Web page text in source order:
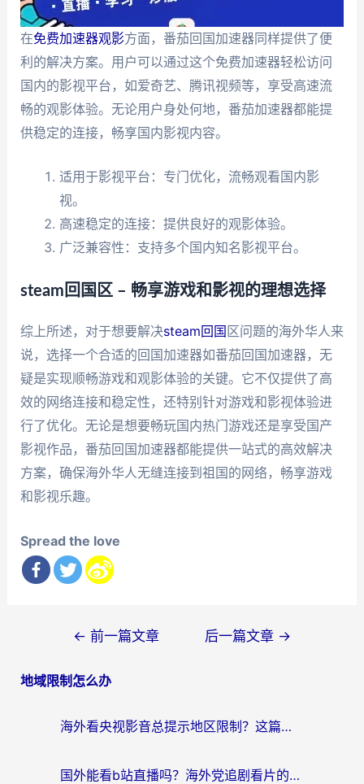
在免费加速器观影方面，番茄回国加速器同样提供了便
利的解决方案。用户可以通过这个免费加速器轻松访问
国内的影视平台，如爱奇艺、腾讯视频等，享受高速流
畅的观影体验。无论用户身处何地，番茄加速器都能提
供稳定的连接，畅享国内影视内容。
适用于影视平台：专门优化，流畅观看国内影
视。
高速稳定的连接：提供良好的观影体验。
广泛兼容性：支持多个国内知名影视平台。
steam回国区 – 畅享游戏和影视的理想选择
综上所述，对于想要解决steam回国 区问题的海外华人来
说，选择一个合适的回国加速器如番茄回国加速器，无
疑是实现顺畅游戏和观影体验的关键。它不仅提供了高
效的网络连接和稳定性，还特别针对游戏和影视体验进
行了优化。无论是想要畅玩国内热门游戏还是享受国产
影视作品，番茄回国加速器都能提供一站式的高效解决
方案，确保海外华人无缝连接到祖国的网络，畅享游戏
和影视乐趣。
Spread the love
导
← 前一篇文章 后一篇文章 →
地域限制怎么办
海外看央视影音总提示地区限制？这篇教你选对回国加速器，流畅追剧不踩坑
国外能看b站直播吗？海外党追剧看片的终极解决方案来了